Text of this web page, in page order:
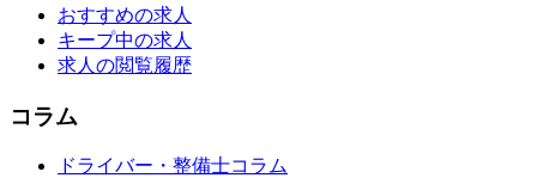
おすすめの求人
キープ中の求人
求人の閲覧履歴
コラム
ドライバー・整備士コラム